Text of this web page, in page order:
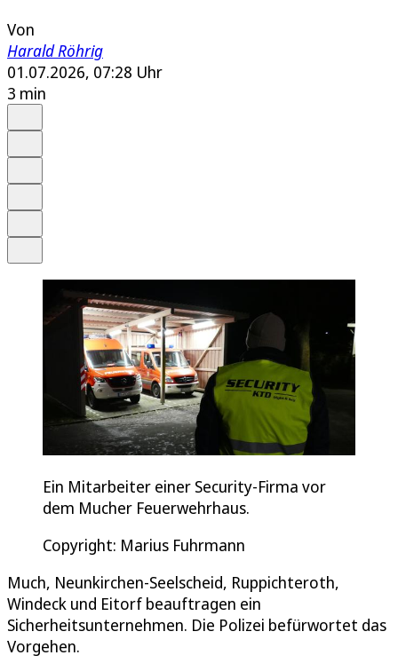
Von
Harald Röhrig
01.07.2026, 07:28 Uhr
3 min
Ein Mitarbeiter einer Security-Firma vor
dem Mucher Feuerwehrhaus.
Copyright: Marius Fuhrmann
Much, Neunkirchen-Seelscheid, Ruppichteroth,
Windeck und Eitorf beauftragen ein
Sicherheitsunternehmen. Die Polizei befürwortet das
Vorgehen.